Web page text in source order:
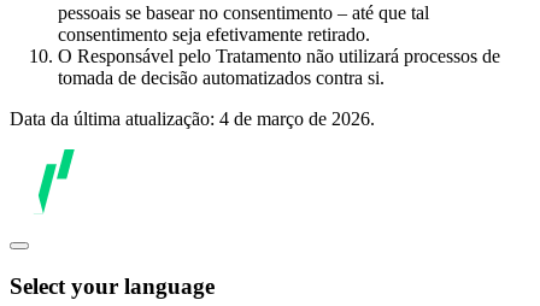
pessoais se basear no consentimento – até que tal
consentimento seja efetivamente retirado.
O Responsável pelo Tratamento não utilizará processos de
tomada de decisão automatizados contra si.
Data da última atualização: 4 de março de 2026.
Select your language